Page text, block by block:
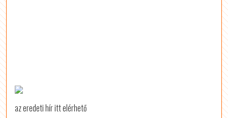
az eredeti hír itt elérhető